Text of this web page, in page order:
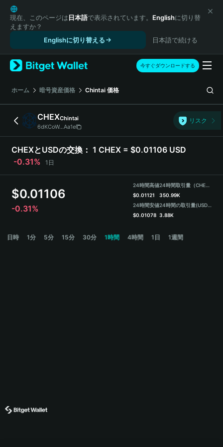
English
日本語
Tiếng Việt
Español (Latinoamérica)
Türkçe
Français
Deutsch
简体中文
繁體中文
Português (Portugal)
Bahasa Indonesia
ภาษาไทย
हिन्दी
Español
Português (Brasil)
現在、このページは日本語で表示されています。 Englishに切り替
えますか？
Englishに切り替える
日本語で続ける
今すぐダウンロードする
ホーム 暗号資産価格 Chintai 価格
CHEXChintai
6dKCoW...Aa1e
リスク
CHEXとUSDの交換： 1 CHEX = $0.01106 USD
-0.31%
1日
$0.01106
-0.31%
24時間高値
$0.01121
24時間安値
$0.01078
24時間取引量（CHEX）
350.99K
24時間の取引量(USDT)
3.88K
日時 1分 5分 15分 30分 1時間 4時間 1日 1週間